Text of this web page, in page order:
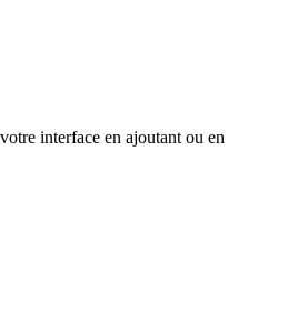
interface en ajoutant ou en